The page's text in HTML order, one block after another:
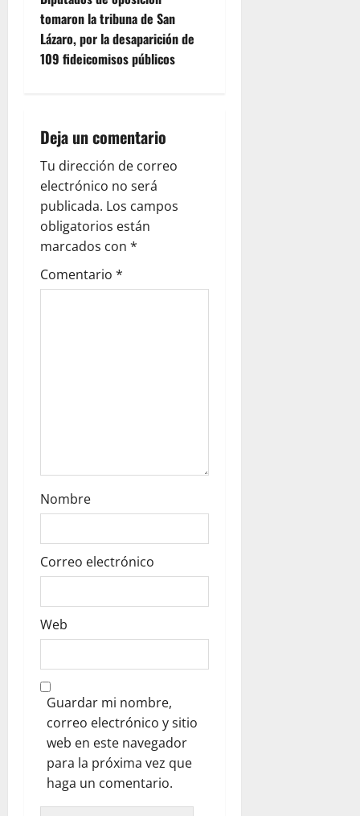
n
a
i
g
a
t
i
o
tomaron la tribuna de San
Lázaro, por la desaparición de
109 fideicomisos públicos
Deja un comentario
Tu dirección de correo
electrónico no será
publicada. Los campos
obligatorios están
marcados con *
Comentario *
Nombre
Correo electrónico
Web
Guardar mi nombre,
correo electrónico y sitio
web en este navegador
para la próxima vez que
haga un comentario.